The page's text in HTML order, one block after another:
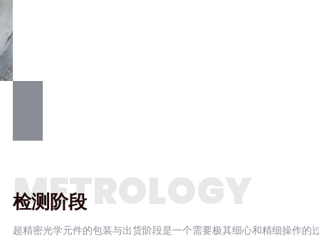
METROLOGY
检测阶段
超精密光学元件的包装与出货阶段是一个需要极其细心和精细操作